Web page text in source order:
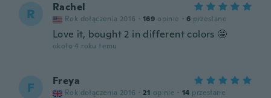
R Rachel
Rok dołączenia 2016 · 169 opinie · 6 przesłane
Love it, bought 2 in different colors 🤩
około 4 roku temu
F Freya
Rok dołączenia 2016 · 21 opinie · 14 przesłane